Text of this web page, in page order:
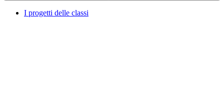
I progetti delle classi